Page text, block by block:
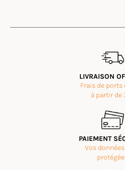
Je trouve que la semelle n'est
Wed Jun 17 2026 20:03:17
Message tardif because départ
Mon Mar 23 2026 21:48:23
LIVRAISON
Frais de
à partir de
PAIEMENT
Vos